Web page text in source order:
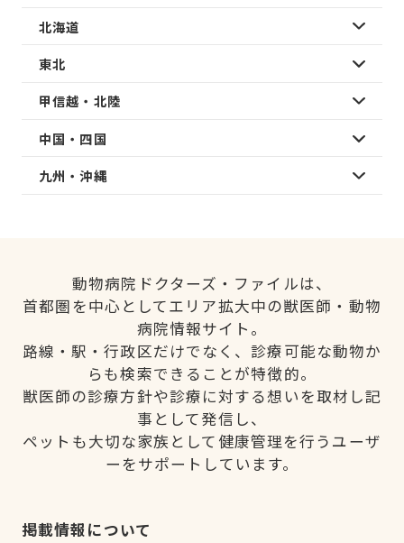
北海道
東北
甲信越・北陸
中国・四国
九州・沖縄
動物病院ドクターズ・ファイルは、
首都圏を中心としてエリア拡大中の獣医師・動物
病院情報サイト。
路線・駅・行政区だけでなく、診療可能な動物か
らも検索できることが特徴的。
獣医師の診療方針や診療に対する想いを取材し記
事として発信し、
ペットも大切な家族として健康管理を行うユーザ
ーをサポートしています。
掲載情報について